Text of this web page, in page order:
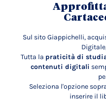
Sul sito Giappichelli,
Tutta la praticità di
contenuti digitali
Seleziona l'opzione
inserire il